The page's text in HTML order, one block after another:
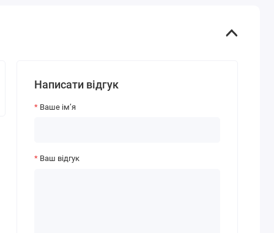
Написати відгук
Ваше ім’я
Ваш відгук